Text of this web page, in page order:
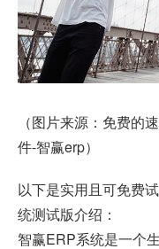
（图片来源：免费的
件-智赢erp）
以下是实用且可免费
统测试版介绍：
智赢ERP系统是一个